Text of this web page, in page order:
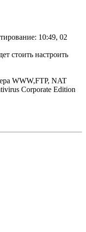
: 10:49, 02
стоить настроить
WWW,FTP, NAT
Corporate Edition